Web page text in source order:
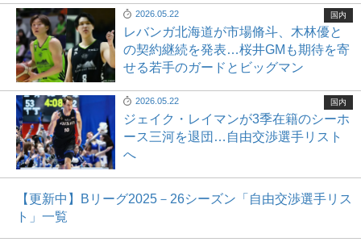
2026.05.22
レバンガ北海道が市場脩斗、木林優と
の契約継続を発表…桜井GMも期待を寄
せる若手のガードとビッグマン
国内
2026.05.22
ジェイク・レイマンが3季在籍のシーホ
ース三河を退団…自由交渉選手リスト
へ
国内
【更新中】Bリーグ2025－26シーズン「自由交渉選手リス
ト」一覧